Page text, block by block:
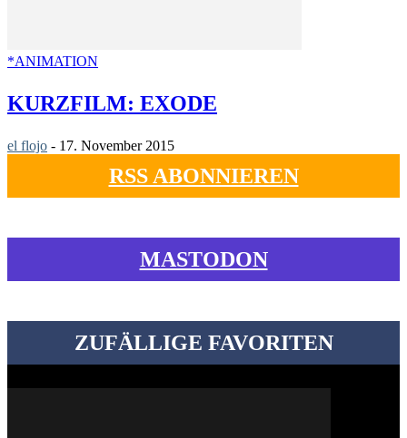
*ANIMATION
KURZFILM: EXODE
el flojo - 17. November 2015
RSS ABONNIEREN
MASTODON
ZUFÄLLIGE FAVORITEN